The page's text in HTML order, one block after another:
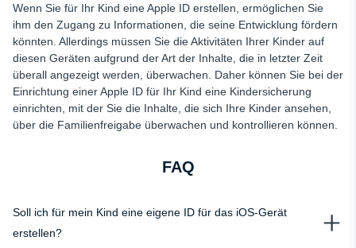
Wenn Sie für Ihr Kind eine Apple ID erstellen, ermöglichen Sie
ihm den Zugang zu Informationen, die seine Entwicklung fördern
könnten. Allerdings müssen Sie die Aktivitäten Ihrer Kinder auf
diesen Geräten aufgrund der Art der Inhalte, die in letzter Zeit
überall angezeigt werden, überwachen. Daher können Sie bei der
Einrichtung einer Apple ID für Ihr Kind eine Kindersicherung
einrichten, mit der Sie die Inhalte, die sich Ihre Kinder ansehen,
über die Familienfreigabe überwachen und kontrollieren können.
FAQ
Soll ich für mein Kind eine eigene ID für das iOS-Gerät
erstellen?